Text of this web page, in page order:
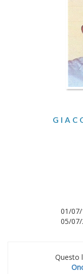
01/
05/
Questo